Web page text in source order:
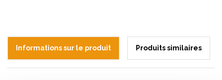
Informations sur le produit Produits similaires